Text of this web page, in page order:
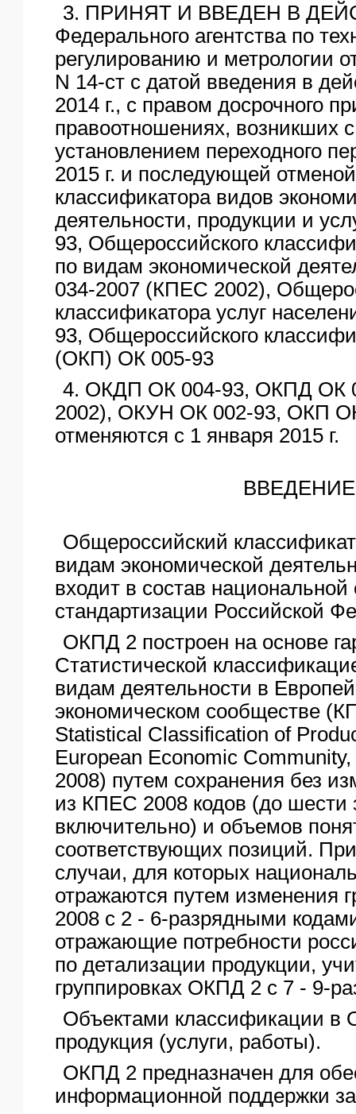
3. ПРИНЯТ И ВВЕДЕН В
Федерального агентства по
регулированию и метрологии
N 14-ст с датой введения в
2014 г., с правом досрочного
правоотношениях, возникших
установлением переходного
2015 г. и последующей
классификатора видов
деятельности, продукции и
93, Общероссийского
по видам экономической
034-2007 (КПЕС 2002),
классификатора услуг
93, Общероссийского
(ОКП) ОК 005-93
4. ОКДП ОК 004-93, ОКПД ОК
2002), ОКУН ОК 002-93, ОКП
отменяются с 1 января 2015 г.
ВВЕДЕНИЕ
Общероссийский
видам экономической
входит в состав
стандартизации Российской
ОКПД 2 построен на основе
Статистической
видам деятельности в
экономическом сообществе
Statistical Classification of
European Economic
2008) путем сохранения без
из КПЕС 2008 кодов (до шести
включительно) и объемов
соответствующих позиций.
случаи, для которых
отражаются путем изменения
2008 с 2 - 6-разрядными
отражающие потребности
по детализации продукции,
группировках ОКПД 2 с 7 - 9-
Объектами классификации в
продукция (услуги, работы).
ОКПД 2 предназначен для
информационной поддержки